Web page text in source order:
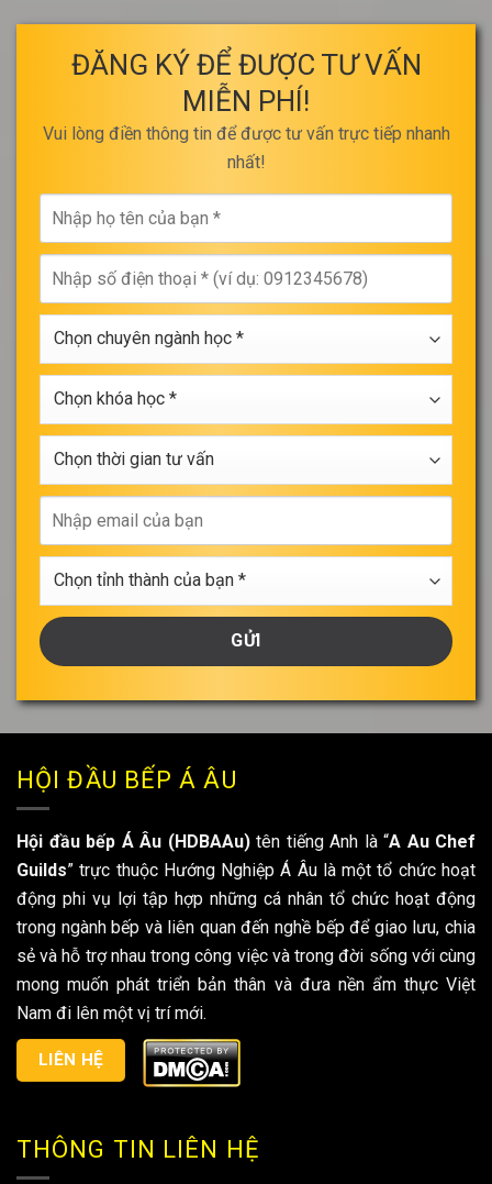
ĐĂNG KÝ ĐỂ ĐƯỢC TƯ VẤN
MIỄN PHÍ!
Vui lòng điền thông tin để được tư vấn trực tiếp nhanh
nhất!
họ
tên
của
bạn
*
số
điện
thoại
chuyên
ngành
học
khóa
học
thời
gian
tư
vấnemail
của
bạn
tỉnh
thành
của
bạn
HỘI ĐẦU BẾP Á ÂU
Hội đầu bếp Á Âu (HDBAAu)tên tiếng Anh là “A Au Chef
Guilds” trực thuộc Hướng Nghiệp Á Âu là một tổ chức hoạt
động phi vụ lợi tập hợp những cá nhân tổ chức hoạt động
trong ngành bếp và liên quan đến nghề bếp để giao lưu, chia
sẻ và hỗ trợ nhau trong công việc và trong đời sống với cùng
mong muốn phát triển bản thân và đưa nền ẩm thực Việt
Nam đi lên một vị trí mới.
LIÊN HỆ
THÔNG TIN LIÊN HỆ